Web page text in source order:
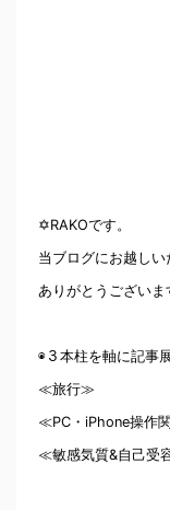
✡RAKOです。
当ブログにお越しい
ありがとうございま
◉３本柱を軸に記事
≪旅行≫
≪PC・iPhone操作
≪敏感気質&自己受